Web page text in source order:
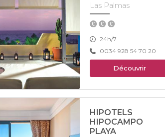
Las Palmas
24h/7
0034 928 54 70 20
Découvrir
HIPOTELS
HIPOCAMPO
PLAYA